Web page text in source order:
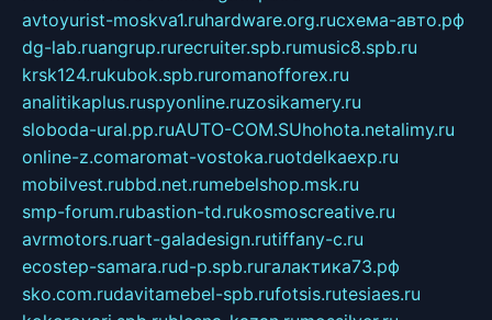
avtoyurist-moskva1.ruhardware.org.ruсхема-авто.рф
dg-lab.ruangrup.rurecruiter.spb.rumusic8.spb.ru
krsk124.rukubok.spb.ruromanofforex.ru
analitikaplus.ruspyonline.ruzosikamery.ru
sloboda-ural.pp.ruAUTO-COM.SUhohota.netalimy.ru
online-z.comaromat-vostoka.ruotdelkaexp.ru
mobilvest.rubbd.net.rumebelshop.msk.ru
smp-forum.rubastion-td.rukosmoscreative.ru
avrmotors.ruart-galadesign.rutiffany-c.ru
ecostep-samara.rud-p.spb.ruгалактика73.рф
sko.com.rudavitamebel-spb.rufotsis.rutesiaes.ru